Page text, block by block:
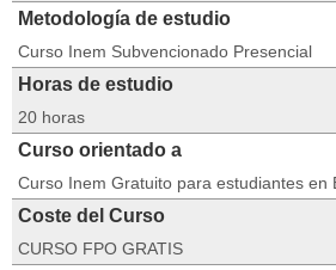
Metodología de estudio
Curso Inem Subvencionado Presencial
Horas de estudio
20 horas
Curso orientado a
Curso Inem Gratuito para estudiantes en
Coste del Curso
CURSO FPO GRATIS